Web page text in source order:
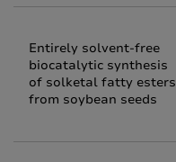
Entirely solvent-free
biocatalytic synthesis
of solketal fatty esters
from soybean seeds